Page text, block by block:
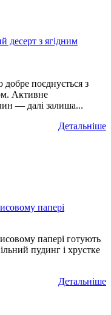
десерт з ягідним
поєднується з
Активне
— далі залиша...
Детальніше
папері
папері готують
пудинг і хрустке
Детальніше